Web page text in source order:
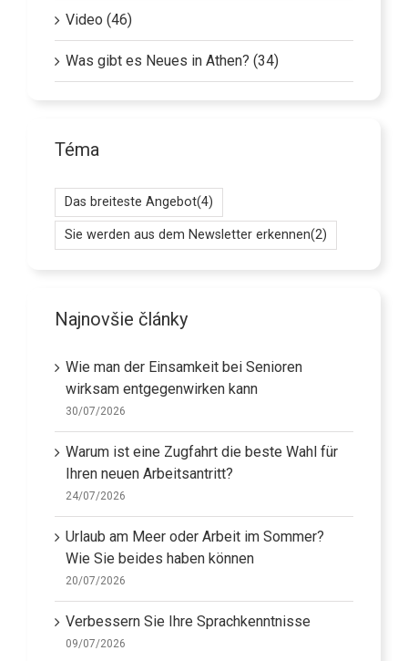
Video (46)
Was gibt es Neues in Athen? (34)
Téma
Das breiteste Angebot(4)
Sie werden aus dem Newsletter erkennen(2)
Najnovšie články
Wie man der Einsamkeit bei Senioren
wirksam entgegenwirken kann
30/07/2026
Warum ist eine Zugfahrt die beste Wahl für
Ihren neuen Arbeitsantritt?
24/07/2026
Urlaub am Meer oder Arbeit im Sommer?
Wie Sie beides haben können
20/07/2026
Verbessern Sie Ihre Sprachkenntnisse
09/07/2026